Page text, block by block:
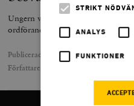
Ungern vill få mer inflytande i EU
ordförandeskap.
Publicerad
2 juli 2024
Författare
STRIKT
ANALYS
FUNKTIONER